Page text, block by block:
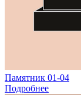
Памятник 01-04
Подробнее